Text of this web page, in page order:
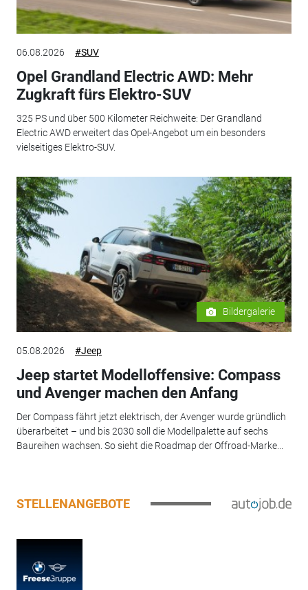
06.08.2026 #SUV
Opel Grandland Electric AWD: Mehr
Zugkraft fürs Elektro-SUV
325 PS und über 500 Kilometer Reichweite: Der Grandland
Electric AWD erweitert das Opel-Angebot um ein besonders
vielseitiges Elektro-SUV.
Bildergalerie
05.08.2026 #Jeep
Jeep startet Modelloffensive: Compass
und Avenger machen den Anfang
Der Compass fährt jetzt elektrisch, der Avenger wurde gründlich
überarbeitet – und bis 2030 soll die Modellpalette auf sechs
Baureihen wachsen. So sieht die Roadmap der Offroad-Marke...
STELLENANGEBOTE